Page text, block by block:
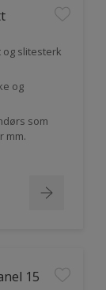
og slitesterk
og
som
mm.
15